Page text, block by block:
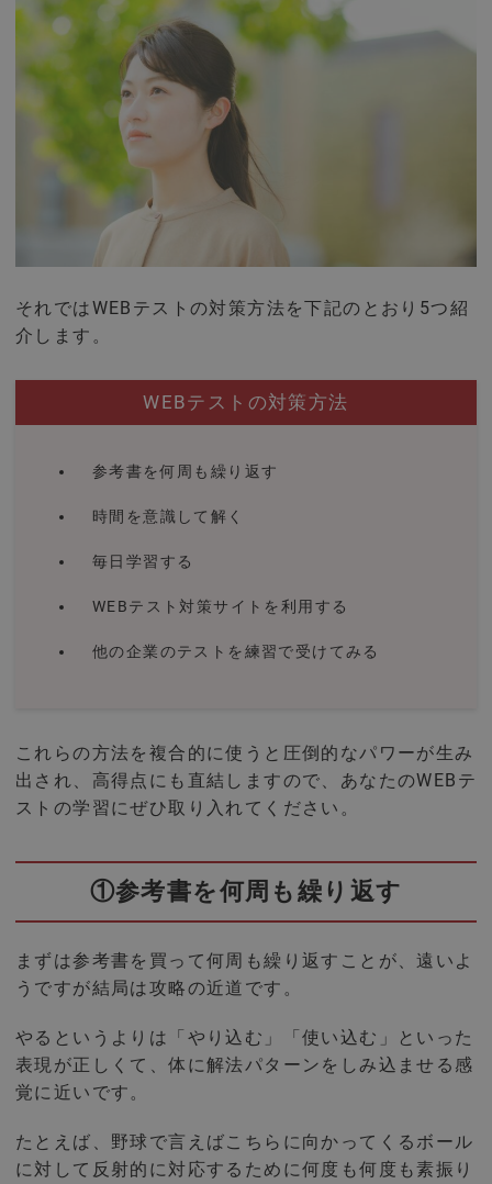
それではWEBテストの対策方法を下記のとおり5つ紹
介します。
WEBテストの対策方法
参考書を何周も繰り返す
時間を意識して解く
毎日学習する
WEBテスト対策サイトを利用する
他の企業のテストを練習で受けてみる
これらの方法を複合的に使うと圧倒的なパワーが生み
出され、高得点にも直結しますので、あなたのWEBテ
ストの学習にぜひ取り入れてください。
①参考書を何周も繰り返す
まずは参考書を買って何周も繰り返すことが、遠いよ
うですが結局は攻略の近道です。
やるというよりは「やり込む」「使い込む」といった
表現が正しくて、体に解法パターンをしみ込ませる感
覚に近いです。
たとえば、野球で言えばこちらに向かってくるボール
に対して反射的に対応するために何度も何度も素振り